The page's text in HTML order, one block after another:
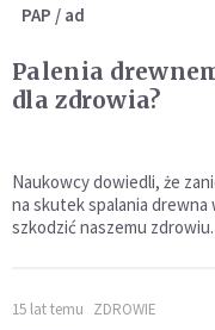
PAP / ad
Palenia
dla zdrowia?
Naukowcy dowiedli, że
na skutek spalania drewna
szkodzić naszemu zdrowiu.
15 lat temu ZDROWIE